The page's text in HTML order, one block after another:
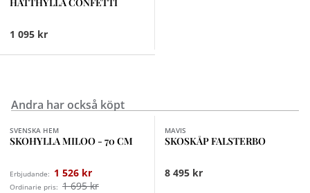
HATTHYLLA CONFETTI
1 095 kr
Andra har också köpt
Finns i fler val (2)
SVENSKA HEM
SKOHYLLA MILOO - 70 CM
Erbjudande: 1 526 kr
Ordinarie pris: 1 695 kr
MAVIS
SKOSKÅP FALSTERBO
8 495 kr